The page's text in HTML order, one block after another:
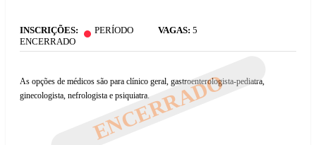
INSCRIÇÕES:
PERÍODO
ENCERRADO
VAGAS: 5
ENCERRADO
As opções de médicos são para clínico geral, gastroenterologista-pediatra,
ginecologista, nefrologista e psiquiatra.